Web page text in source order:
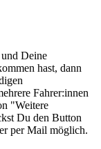
Deine
hast, dann
Fahrer:innen
"Weitere
Du den Button
per Mail möglich.